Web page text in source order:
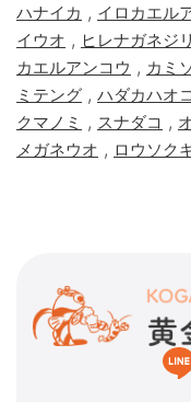
ハナイカ , イロカエル
イウオ , ヒレナガネジ
カエルアンコウ , カミ
ミテング , ハダカハオ
クマノミ , スナダコ ,
メガネウオ , ロウソク